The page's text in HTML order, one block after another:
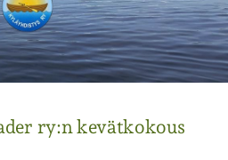
ry:n kevätkokous